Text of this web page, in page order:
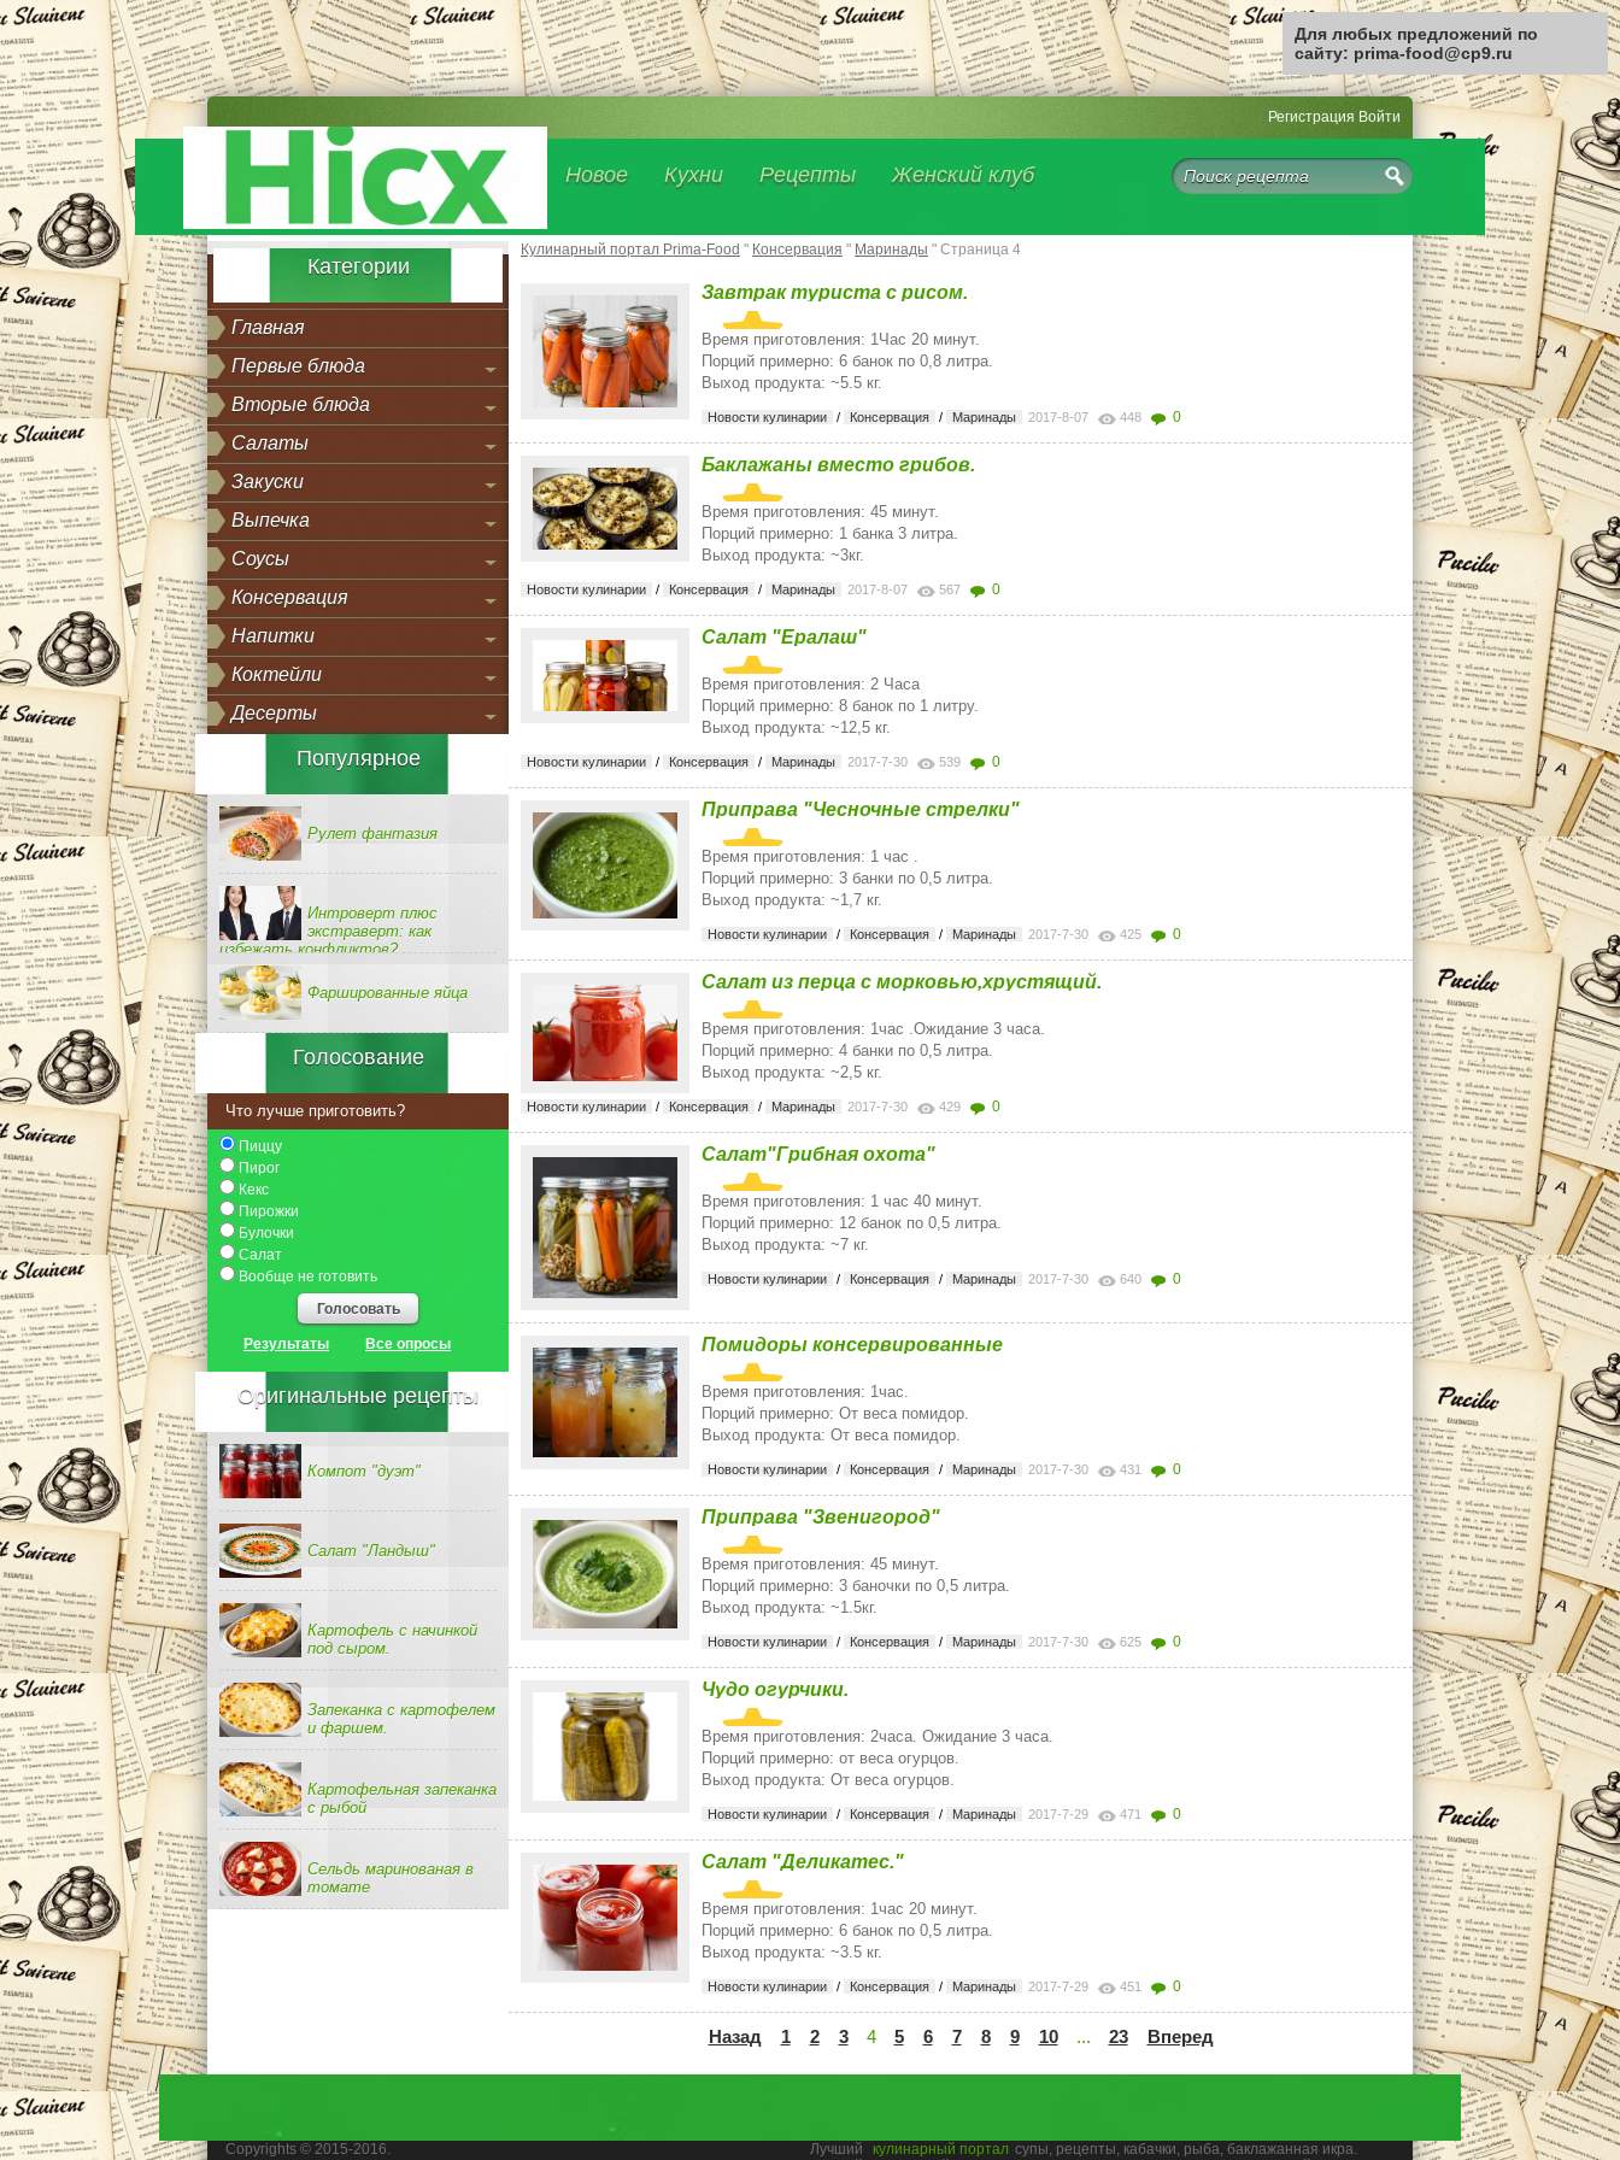
Регистрация Войти
Новое Кухни Рецепты Женский клуб
Категории
Главная
Первые блюда
Вторые блюда
Салаты
Закуски
Выпечка
Соусы
Консервация
Напитки
Коктейли
Десерты
Популярное
Рулет фантазия
Интроверт плюс
экстраверт: как
избежать конфликтов?
Фаршированные яйца
Голосование
Что лучше приготовить?
Пиццу
Пирог
Кекс
Пирожки
Булочки
Салат
Вообще не готовить
Голосовать
Результаты Все опросы
Оригинальные рецепты
Компот "дуэт"
Салат "Ландыш"
Картофель с начинкой
под сыром.
Запеканка с картофелем
и фаршем.
Картофельная запеканка
с рыбой
Сельдь маринованая в
томате
Кулинарный портал Prima-Food " Консервация " Маринады " Страница 4
Завтрак туриста с рисом.
Время приготовления: 1Час 20 минут.
Порций примерно: 6 банок по 0,8 литра.
Выход продукта: ~5.5 кг.
Новости кулинарии / Консервация / Маринады 2017-8-07 448 0
Баклажаны вместо грибов.
Время приготовления: 45 минут.
Порций примерно: 1 банка 3 литра.
Выход продукта: ~3кг.
Новости кулинарии / Консервация / Маринады 2017-8-07 567 0
Салат "Ералаш"
Время приготовления: 2 Часа
Порций примерно: 8 банок по 1 литру.
Выход продукта: ~12,5 кг.
Новости кулинарии / Консервация / Маринады 2017-7-30 539 0
Приправа "Чесночные стрелки"
Время приготовления: 1 час .
Порций примерно: 3 банки по 0,5 литра.
Выход продукта: ~1,7 кг.
Новости кулинарии / Консервация / Маринады 2017-7-30 425 0
Салат из перца с морковью,хрустящий.
Время приготовления: 1час .Ожидание 3 часа.
Порций примерно: 4 банки по 0,5 литра.
Выход продукта: ~2,5 кг.
Новости кулинарии / Консервация / Маринады 2017-7-30 429 0
Салат"Грибная охота"
Время приготовления: 1 час 40 минут.
Порций примерно: 12 банок по 0,5 литра.
Выход продукта: ~7 кг.
Новости кулинарии / Консервация / Маринады 2017-7-30 640 0
Помидоры консервированные
Время приготовления: 1час.
Порций примерно: От веса помидор.
Выход продукта: От веса помидор.
Новости кулинарии / Консервация / Маринады 2017-7-30 431 0
Приправа "Звенигород"
Время приготовления: 45 минут.
Порций примерно: 3 баночки по 0,5 литра.
Выход продукта: ~1.5кг.
Новости кулинарии / Консервация / Маринады 2017-7-30 625 0
Чудо огурчики.
Время приготовления: 2часа. Ожидание 3 часа.
Порций примерно: от веса огурцов.
Выход продукта: От веса огурцов.
Новости кулинарии / Консервация / Маринады 2017-7-29 471 0
Салат "Деликатес."
Время приготовления: 1час 20 минут.
Порций примерно: 6 банок по 0,5 литра.
Выход продукта: ~3.5 кг.
Новости кулинарии / Консервация / Маринады 2017-7-29 451 0
Назад 1 2 3 4 5 6 7 8 9 10 ... 23 Вперед
Copyrights © 2015-2016.
Лучший кулинарный портал супы, рецепты, кабачки, рыба, баклажанная икра.
Для любых предложений по
сайту: prima-food@cp9.ru